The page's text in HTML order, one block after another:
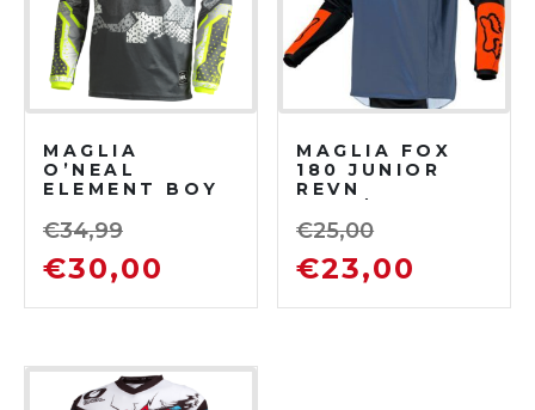
MAGLIA
O’NEAL
ELEMENT BOY
GRAY/NEON
YELLOW
€34,99
€30,00
MAGLIA FOX
180 JUNIOR
REVN
€25,00
€23,00